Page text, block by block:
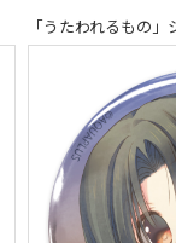
「うたわれるもの」